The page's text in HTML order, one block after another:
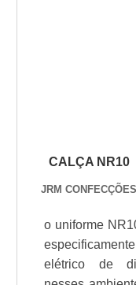
qualquer
produto é
CALÇA NR10
JRM
o uniforme
elétrico de